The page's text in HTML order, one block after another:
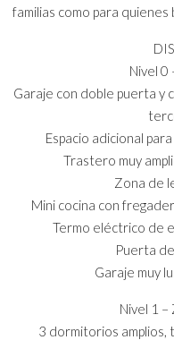
familias como para
Nivel 0
Garaje con doble puerta y
Espacio adicional
Trastero muy
Zona de
Mini cocina con
Termo eléctrico de
Puerta
Garaje muy
Nivel 1
3 dormitorios amplios,